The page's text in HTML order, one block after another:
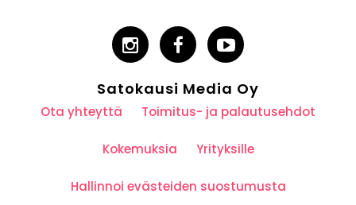
Satokausi Media Oy
Ota yhteyttä Toimitus- ja palautusehdot
Kokemuksia Yrityksille
Hallinnoi evästeiden suostumusta